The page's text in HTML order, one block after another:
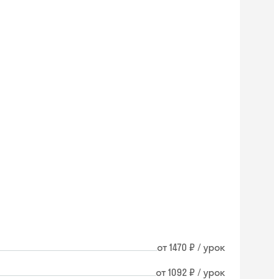
от 1470 ₽ / урок
от 1092 ₽ / урок